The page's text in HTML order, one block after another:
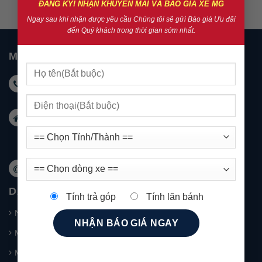
ĐĂNG KÝ! NHẬN KHUYẾN MÃI VÀ BÁO GIÁ XE MG
Ngay sau khi nhận được yêu cầu Chúng tôi sẽ gửi Báo giá Ưu đãi
đến Quý khách trong thời gian sớm nhất.
Tính trả góp Tính lăn bánh
MG NHA TRANG
Hotline KD: 0931 999 588 - Hotline DV: 0931 999
488
marketingnhatrang@mgkimson.com
Địa chỉ: 1272 đường 23/10 Tây Nha Trang
Khánh Hoà
Website: mg-nhatrang.com
DANH MỤC SẢN PHẨM
New MG5
MG HS – SUV 5 chỗ
MG RX5